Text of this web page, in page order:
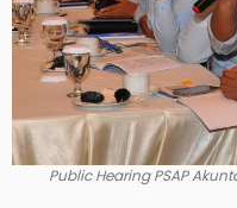
Public Hearing PSAP